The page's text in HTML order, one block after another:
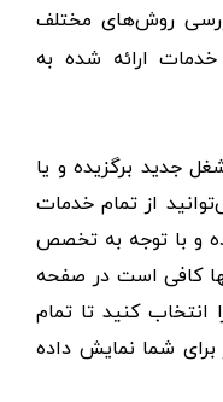
روش‌های مختلف
ارائه شده به
جدید برگزیده و یا
از تمام خدمات
و با توجه به تخصص
کافی است در صفحه
کنید تا تمام
شما نمایش داده